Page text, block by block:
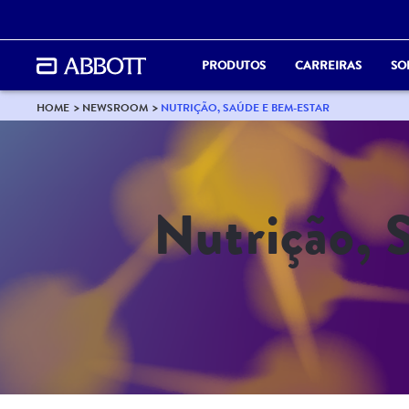
PRODUTOS CARREIRAS
HOME NEWSROOM NUTRIÇÃO, SAÚDE E BEM-ESTAR
Nutrição,